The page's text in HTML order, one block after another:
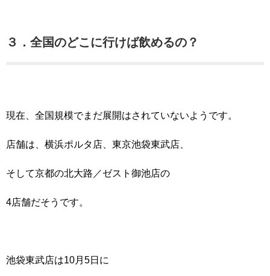
３．全国のどこに行けば飲めるの？
現在、全国規模でまだ展開はされていないようです。
店舗は、横浜ポルタ店、東京池袋東武店、
そして京都の北大路／ゼスト御池店の
4店舗だそうです。
池袋東武店は10月5日に